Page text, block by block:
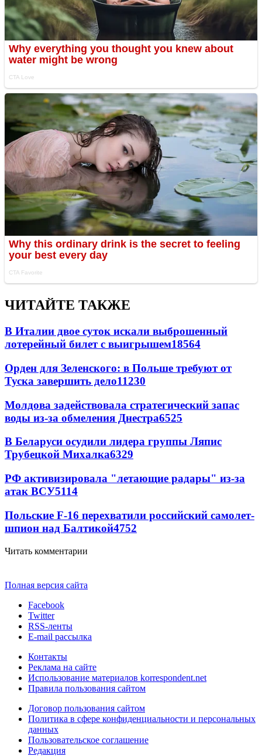
ЧИТАЙТЕ ТАКЖЕ
В Италии двое суток искали выброшенный
лотерейный билет с выигрышем18564
Орден для Зеленского: в Польше требуют от
Туска завершить дело11230
Молдова задействовала стратегический запас
воды из-за обмеления Днестра6525
В Беларуси осудили лидера группы Ляпис
Трубецкой Михалка6329
РФ активизировала "летающие радары" из-за
атак ВСУ5114
Польские F-16 перехватили российский самолет-
шпион над Балтикой4752
Читать комментарии
Полная версия сайта
Facebook
Twitter
RSS-ленты
E-mail рассылка
Контакты
Реклама на сайте
Использование материалов korrespondent.net
Правила пользования сайтом
Договор пользования сайтом
Политика в сфере конфиденциальности и персональных
данных
Пользовательское соглашение
Редакция